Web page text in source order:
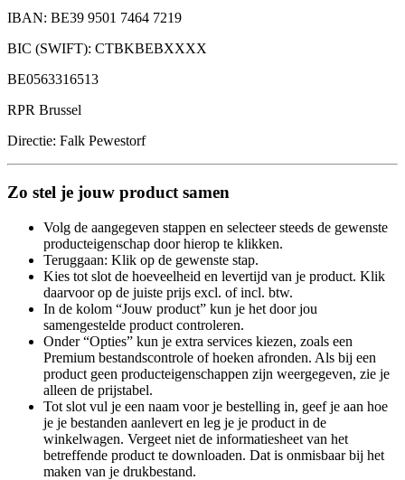
IBAN: BE39 9501 7464 7219
BIC (SWIFT): CTBKBEBXXXX
BE0563316513
RPR Brussel
Directie: Falk Pewestorf
Zo stel je jouw product samen
Volg de aangegeven stappen en selecteer steeds de gewenste
producteigenschap door hierop te klikken.
Teruggaan: Klik op de gewenste stap.
Kies tot slot de hoeveelheid en levertijd van je product. Klik
daarvoor op de juiste prijs excl. of incl. btw.
In de kolom “Jouw product” kun je het door jou
samengestelde product controleren.
Onder “Opties” kun je extra services kiezen, zoals een
Premium bestandscontrole of hoeken afronden. Als bij een
product geen producteigenschappen zijn weergegeven, zie je
alleen de prijstabel.
Tot slot vul je een naam voor je bestelling in, geef je aan hoe
je je bestanden aanlevert en leg je je product in de
winkelwagen. Vergeet niet de informatiesheet van het
betreffende product te downloaden. Dat is onmisbaar bij het
maken van je drukbestand.